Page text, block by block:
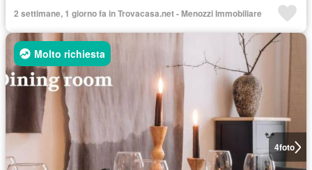
2 settimane, 1 giorno fa in Trovacasa.net - Menozzi Immobiliare
4foto
Molto richiesta